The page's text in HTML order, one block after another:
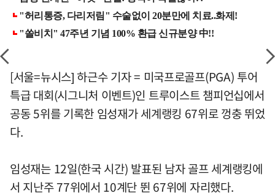
[서울=뉴시스] 하근수 기자 = 미국프로골프(PGA) 투어
특급 대회(시그니처 이벤트)인 트루이스트 챔피언십에서
공동 5위를 기록한 임성재가 세계랭킹 67위로 껑충 뛰었
다.
임성재는 12일(한국 시간) 발표된 남자 골프 세계랭킹에
서 지난주 77위에서 10계단 뛴 67위에 자리했다.